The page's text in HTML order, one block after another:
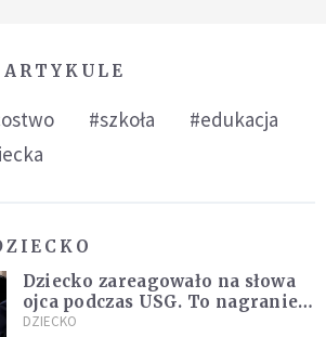
#szkoła
#edukacja
Dziecko zareagowało na słowa
ojca podczas USG. To nagranie
podbija sieć
DZIECKO